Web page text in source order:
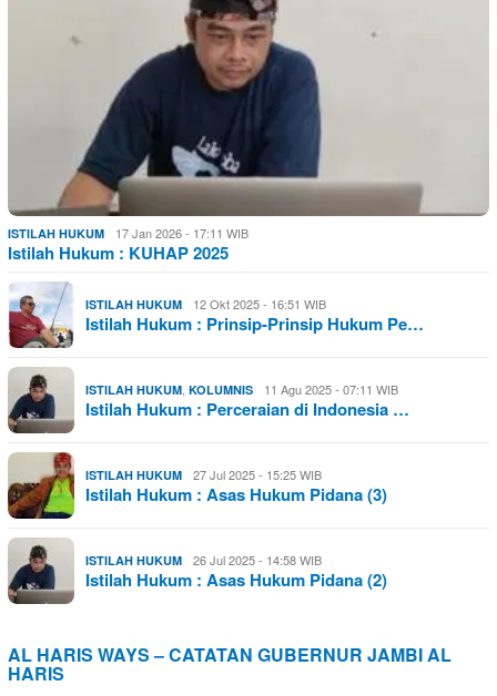
ISTILAH HUKUM 17 Jan 2026 - 17:11 WIB
Istilah Hukum : KUHAP 2025
ISTILAH HUKUM 12 Okt 2025 - 16:51 WIB
Istilah Hukum : Prinsip-Prinsip Hukum Pe…
ISTILAH HUKUM, KOLUMNIS 11 Agu 2025 - 07:11 WIB
Istilah Hukum : Perceraian di Indonesia …
ISTILAH HUKUM 27 Jul 2025 - 15:25 WIB
Istilah Hukum : Asas Hukum Pidana (3)
ISTILAH HUKUM 26 Jul 2025 - 14:58 WIB
Istilah Hukum : Asas Hukum Pidana (2)
AL HARIS WAYS – CATATAN GUBERNUR JAMBI AL
HARIS